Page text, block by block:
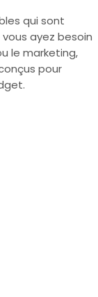
qui sont
ayez besoin
le marketing,
pour